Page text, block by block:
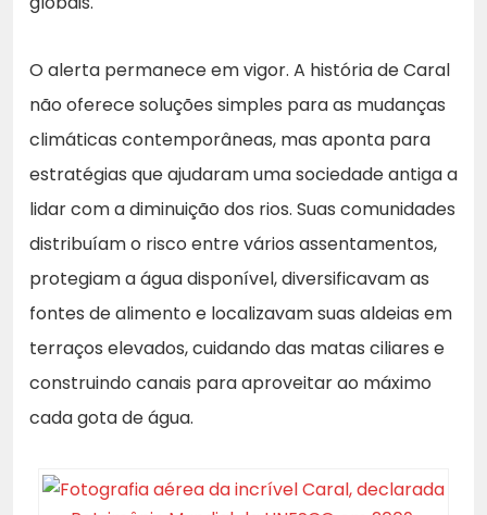
O alerta permanece em vigor. A história de Caral
não oferece soluções simples para as mudanças
climáticas contemporâneas, mas aponta para
estratégias que ajudaram uma sociedade antiga a
lidar com a diminuição dos rios. Suas comunidades
distribuíam o risco entre vários assentamentos,
protegiam a água disponível, diversificavam as
fontes de alimento e localizavam suas aldeias em
terraços elevados, cuidando das matas ciliares e
construindo canais para aproveitar ao máximo
cada gota de água.